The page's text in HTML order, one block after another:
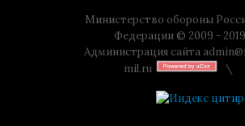
Министерство обороны
Федерации © 2009 -
Администрация сайта
mil.ru